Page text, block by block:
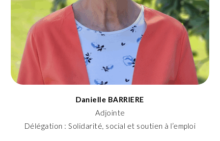
Danielle BARRIERE
Adjointe
Délégation : Solidarité, social et soutien à l’emploi